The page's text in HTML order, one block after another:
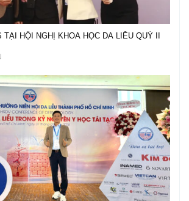
TẠI HỘI NGHỊ KHOA HỌC DA LIỄU QUÝ II